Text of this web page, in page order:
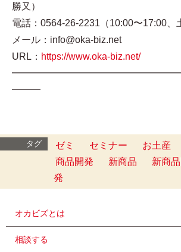
勝又）
電話：0564-26-2231（10:00〜17:00、
メール：info@oka-biz.net
URL： https://www.oka-biz.net/
━━━
タグ ゼミ セミナー お土産
商品開発
新商品 新商
発
オカビズとは
相談する